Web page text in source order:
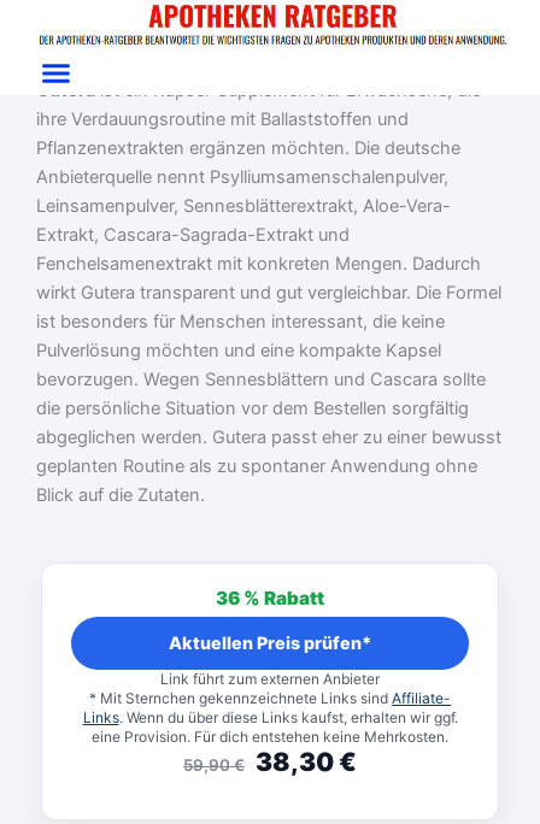
Inhalt
springen
Gesundheit / Gutera
Gutera im Test: Kapseln für die Verdauungsroutine
Gutera ist ein Kapsel-Supplement für Erwachsene, die
ihre Verdauungsroutine mit Ballaststoffen und
Pflanzenextrakten ergänzen möchten. Die deutsche
Anbieterquelle nennt Psylliumsamenschalenpulver,
Leinsamenpulver, Sennesblätterextrakt, Aloe-Vera-
Extrakt, Cascara-Sagrada-Extrakt und
Fenchelsamenextrakt mit konkreten Mengen. Dadurch
wirkt Gutera transparent und gut vergleichbar. Die Formel
ist besonders für Menschen interessant, die keine
Pulverlösung möchten und eine kompakte Kapsel
bevorzugen. Wegen Sennesblättern und Cascara sollte
die persönliche Situation vor dem Bestellen sorgfältig
abgeglichen werden. Gutera passt eher zu einer bewusst
geplanten Routine als zu spontaner Anwendung ohne
Blick auf die Zutaten.
36 % Rabatt
59,90€
war:
59,90 €
38,30€
38,30 €.
Aktuellen Preis prüfen*
Link führt zum externen Anbieter
* Mit Sternchen gekennzeichnete Links sind Affiliate-
Links. Wenn du über diese Links kaufst, erhalten wir ggf.
eine Provision. Für dich entstehen keine Mehrkosten.